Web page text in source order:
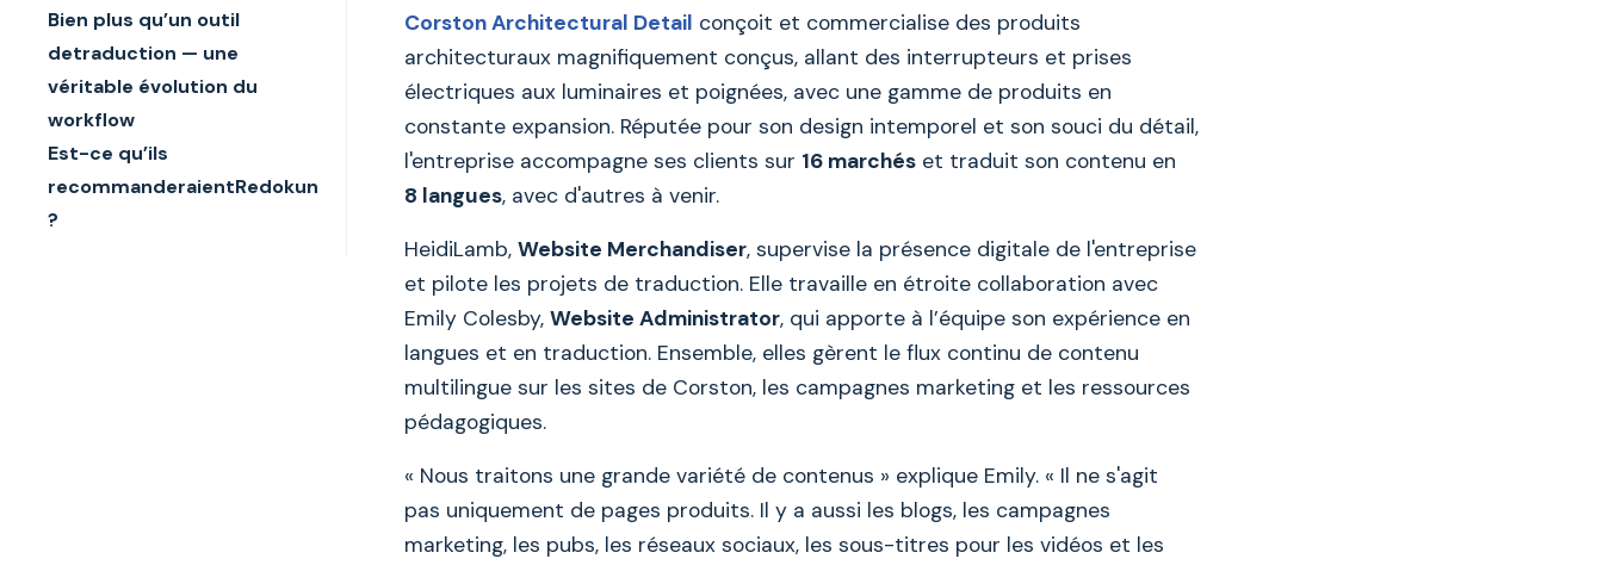
Bien plus qu’un outil
detraduction — une
véritable évolution du
workflow
Est-ce qu’ils
recommanderaientRedokun
?
Corston Architectural Detail conçoit et commercialise des produits
architecturaux magnifiquement conçus, allant des interrupteurs et prises
électriques aux luminaires et poignées, avec une gamme de produits en
constante expansion. Réputée pour son design intemporel et son souci du détail,
l'entreprise accompagne ses clients sur 16 marchéset traduit son contenu en
8 langues, avec d'autres à venir.
HeidiLamb, Website Merchandiser, supervise la présence digitale de l'entreprise
et pilote les projets de traduction. Elle travaille en étroite collaboration avec
Emily Colesby, Website Administrator, qui apporte à l’équipe son expérience en
langues et en traduction. Ensemble, elles gèrent le flux continu de contenu
multilingue sur les sites de Corston, les campagnes marketing et les ressources
pédagogiques.
« Nous traitons une grande variété de contenus » explique Emily. « Il ne s'agit
pas uniquement de pages produits. Il y a aussi les blogs, les campagnes
marketing, les pubs, les réseaux sociaux, les sous-titres pour les vidéos et les